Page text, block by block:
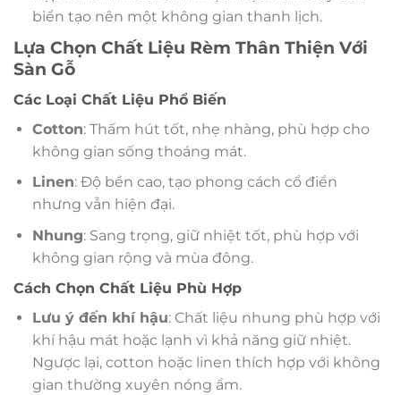
biển tạo nên một không gian thanh lịch.
Lựa Chọn Chất Liệu Rèm Thân Thiện Với
Sàn Gỗ
Các Loại Chất Liệu Phổ Biến
Cotton: Thấm hút tốt, nhẹ nhàng, phù hợp cho
không gian sống thoáng mát.
Linen: Độ bền cao, tạo phong cách cổ điển
nhưng vẫn hiện đại.
Nhung: Sang trọng, giữ nhiệt tốt, phù hợp với
không gian rộng và mùa đông.
Cách Chọn Chất Liệu Phù Hợp
Lưu ý đến khí hậu: Chất liệu nhung phù hợp với
khí hậu mát hoặc lạnh vì khả năng giữ nhiệt.
Ngược lại, cotton hoặc linen thích hợp với không
gian thường xuyên nóng ẩm.